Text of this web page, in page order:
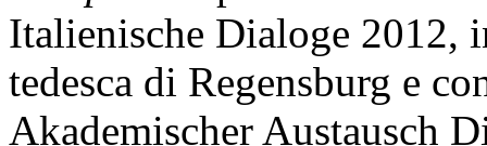
Italienische Dialoge 2012,
tedesca di Regensburg e
Akademischer Austausch